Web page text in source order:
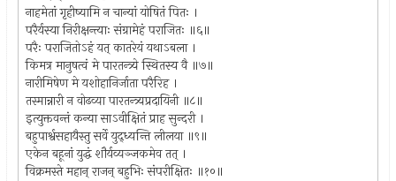
नाहमेतां गृहीष्यामि न चान्यां योषितं पितः ।
परैर्यस्या निरीक्षन्त्याः संग्रामेहं पराजितः ॥६॥
परैः पराजितोऽहं यत् कातरेयं यथाऽबला ।
किमत्र मानुषत्वं मे पारतन्त्र्ये स्थितस्य वै ॥७॥
नारीमिषेण मे यशोहानिर्जाता परैरिह ।
तस्मान्नारी न वोढव्या पारतन्त्र्यप्रदायिनी ॥८॥
इत्युक्तवन्तं कन्या साऽवीक्षितं प्राह सुन्दरी ।
बहुपार्श्वसहायैस्तु सर्वे युद्ध्यन्ति लीलया ॥९॥
एकेन बहूनां युद्धं शौर्यव्यञ्जकमेव तत् ।
विक्रमस्ते महान् राजन् बहुभिः संपरीक्षितः ॥१०॥